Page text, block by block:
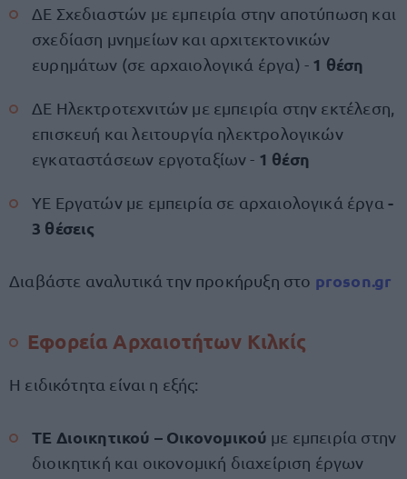
ΔΕ Σχεδιαστών με εμπειρία στην αποτύπωση και
σχεδίαση μνημείων και αρχιτεκτονικών
ευρημάτων (σε αρχαιολογικά έργα) - 1 θέση
ΔΕ Ηλεκτροτεχνιτών με εμπειρία στην εκτέλεση,
επισκευή και λειτουργία ηλεκτρολογικών
εγκαταστάσεων εργοταξίων - 1 θέση
ΥΕ Εργατών με εμπειρία σε αρχαιολογικά έργα -
3 θέσεις
Διαβάστε αναλυτικά την προκήρυξη στο proson.gr
Εφορεία Αρχαιοτήτων Κιλκίς
Η ειδικότητα είναι η εξής:
ΤΕ Διοικητικού – Οικονομικού με εμπειρία στην
διοικητική και οικονομική διαχείριση έργων